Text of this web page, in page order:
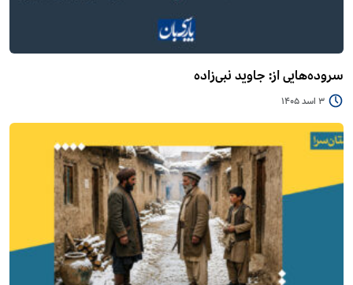
سروده‌هایی از: جاوید نبی‌زاده
3 اسد 1405